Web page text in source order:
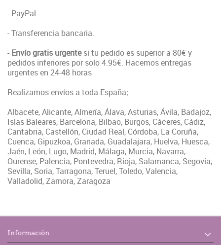
- PayPal.
- Transferencia bancaria.
- Envío gratis urgentesi tu pedido es superior a 80€ y
pedidos inferiores por solo 4.95€. Hacemos entregas
urgentes en 24-48 horas
Realizamos envíos a toda España;
Albacete, Alicante, Almería, Álava, Asturias, Ávila, Badajoz,
Islas Baleares, Barcelona, Bilbao, Burgos, Cáceres, Cádiz,
Cantabria, Castellón, Ciudad Real, Córdoba, La Coruña,
Cuenca, Gipuzkoa, Granada, Guadalajara, Huelva, Huesca,
Jaén, León, Lugo, Madrid, Málaga, Murcia, Navarra,
Ourense, Palencia, Pontevedra, Rioja, Salamanca, Segovia,
Sevilla, Soria, Tarragona, Teruel, Toledo, Valencia,
Valladolid, Zamora, Zaragoza
Información